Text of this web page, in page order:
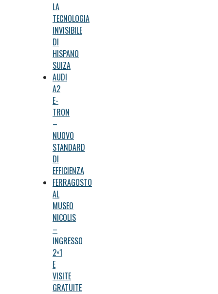
LA
TECNOLOGIA
INVISIBILE
DI
HISPANO
SUIZA
AUDI
A2
E-
TRON
–
NUOVO
STANDARD
DI
EFFICIENZA
FERRAGOSTO
AL
MUSEO
NICOLIS
–
INGRESSO
2×1
E
VISITE
GRATUITE